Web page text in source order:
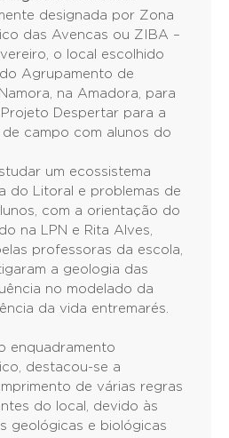
designada por Zona
das Avencas ou ZIBA –
o local escolhido
Agrupamento de
na Amadora, para
Despertar para a
de campo com alunos do
um ecossistema
do Litoral e problemas de
com a orientação do
na LPN e Rita Alves,
professoras da escola,
a geologia das
no modelado da
da vida entremarés.
enquadramento
destacou-se a
de várias regras
do local, devido às
geológicas e biológicas